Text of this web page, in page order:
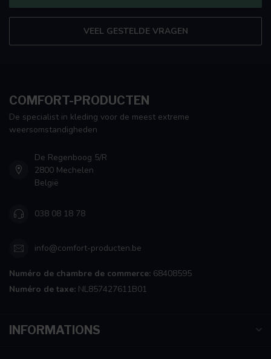
VEEL GESTELDE VRAGEN
COMFORT-PRODUCTEN
De specialist in kleding voor de meest extreme
weersomstandigheden
De Regenboog 5/R
2800 Mechelen
België
038 08 18 78
info@comfort-producten.be
Numéro de chambre de commerce: 68408595
Numéro de taxe: NL857427611B01
INFORMATIONS